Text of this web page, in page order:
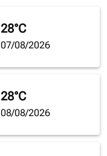
28°C
07/08/2026
28°C
08/08/2026